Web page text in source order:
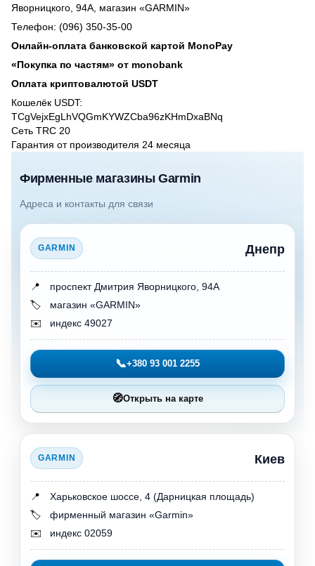
Яворницкого, 94А, магазин «GARMIN»
Телефон: (096) 350-35-00
Онлайн-оплата банковской картой MonoPay
«Покупка по частям» от monobank
Оплата криптовалютой USDT
Кошелёк USDT:
TCgVejxEgLhVQGmKYWZCba96zKHmDxaBNq
Сеть TRC 20
Гарантия от производителя 24 месяцa
Фирменные магазины Garmin
Адреса и контакты для связи
GARMIN Днепр
📍
проспект Дмитрия Яворницкого, 94А
🏷️
магазин «GARMIN»
✉️
индекс 49027
📞+380 93 001 2255
🧭Открыть на карте
GARMIN Киев
📍
Харьковское шоссе, 4 (Дарницкая площадь)
🏷️
фирменный магазин «Garmin»
✉️
индекс 02059